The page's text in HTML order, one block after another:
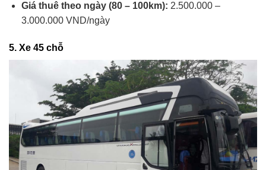
Giá thuê theo ngày (80 – 100km): 2.500.000 –
3.000.000 VND/ngày
5. Xe 45 chỗ